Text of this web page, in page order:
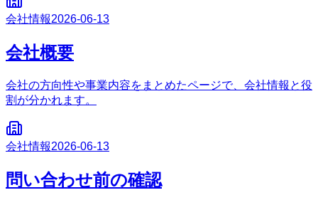
会社情報2026-06-13
会社概要
会社の方向性や事業内容をまとめたページで、会社情報と役
割が分かれます。
会社情報2026-06-13
問い合わせ前の確認